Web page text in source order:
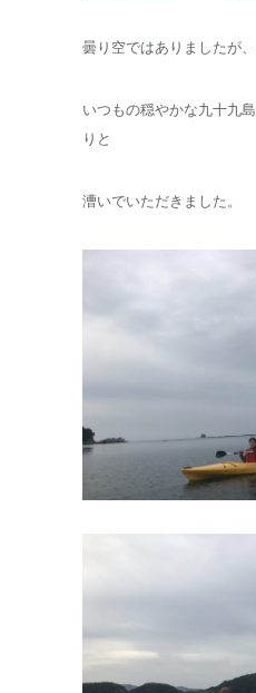
曇り空ではありましたが、
いつもの穏やかな九十九
りと
漕いでいただきました。